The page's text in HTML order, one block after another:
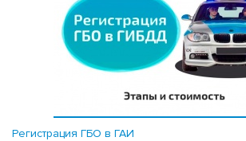
Регистрация ГБО в ГАИ